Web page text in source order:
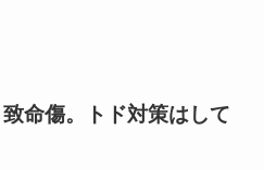
命傷。トド対策はして